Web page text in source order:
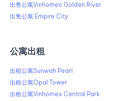
出售公寓Vinhomes Golden River
出售公寓 Empire City
公寓出租
出租公寓Sunwah Pearl
出租公寓Opal Tower
出租公寓Vinhomes Central Park